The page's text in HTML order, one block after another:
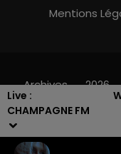
Live :
CHAMPAGNE FM
Mentions
Archives 2026